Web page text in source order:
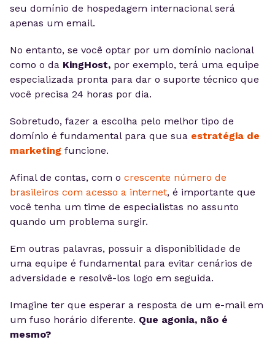
seu domínio de hospedagem internacional será
apenas um email.
No entanto, se você optar por um domínio nacional
como o da KingHost, por exemplo, terá uma equipe
especializada pronta para dar o suporte técnico que
você precisa 24 horas por dia.
Sobretudo, fazer a escolha pelo melhor tipo de
domínio é fundamental para que sua estratégia de
marketing funcione.
Afinal de contas, com o crescente número de
brasileiros com acesso a internet, é importante que
você tenha um time de especialistas no assunto
quando um problema surgir.
Em outras palavras, possuir a disponibilidade de
uma equipe é fundamental para evitar cenários de
adversidade e resolvê-los logo em seguida.
Imagine ter que esperar a resposta de um e-mail em
um fuso horário diferente. Que agonia, não é
mesmo?